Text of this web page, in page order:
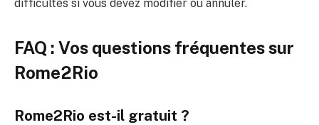
difficultés si vous devez modifier ou annuler.
FAQ : Vos questions fréquentes sur
Rome2Rio
Rome2Rio est-il gratuit ?